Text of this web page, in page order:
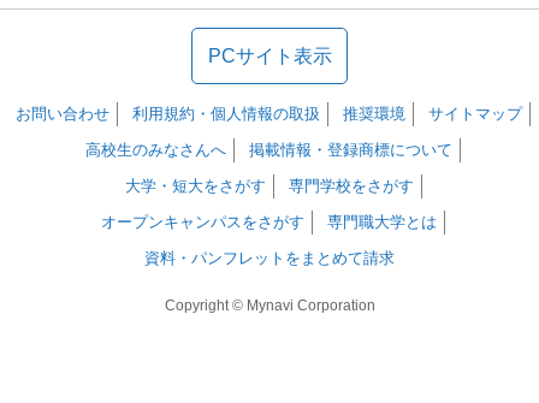
PCサイト表示
お問い合わせ 利用規約・個人情報の取扱 推奨環境
サイトマップ
高校生のみなさんへ
掲載情報・登録商標について
大学・短大をさがす
専門学校をさがす
オープンキャンパスをさがす
専門職大学とは
資料・パンフレットをまとめて請求
Copyright © Mynavi Corporation